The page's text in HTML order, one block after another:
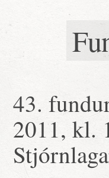
43.
2011, kl.